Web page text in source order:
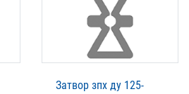
Затвор зпх ду 125-